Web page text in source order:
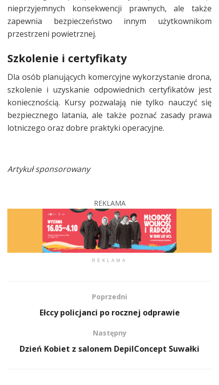
nieprzyjemnych konsekwencji prawnych, ale także
zapewnia bezpieczeństwo innym użytkownikom
przestrzeni powietrznej.
Szkolenie i certyfikaty
Dla osób planujących komercyjne wykorzystanie drona,
szkolenie i uzyskanie odpowiednich certyfikatów jest
koniecznością. Kursy pozwalają nie tylko nauczyć się
bezpiecznego latania, ale także poznać zasady prawa
lotniczego oraz dobre praktyki operacyjne.
Artykuł sponsorowany
REKLAMA
REKLAMA
Poprzedni
Ełccy policjanci po rocznej odprawie
Następny
Dzień Kobiet z salonem DepilConcept Suwałki